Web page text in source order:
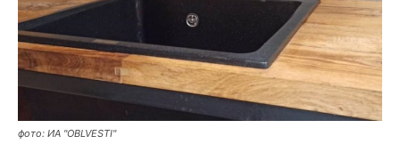
фото: ИА "OBLVESTI"